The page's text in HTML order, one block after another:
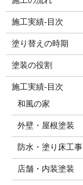
施工実績-目次
塗り替えの時期
塗装の役割
施工実績-目次
和風の家
外壁・屋根塗装
防水・塗り床工事
店舗・内装塗装